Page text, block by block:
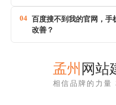
04 百度搜不到我的官网，手
改善？
孟州 网站
相信品牌的力量